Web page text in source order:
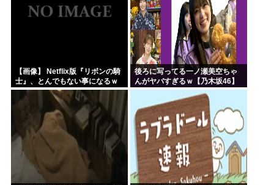
【画像】 Netflix版『リボンの騎
士』、とんでもない事になるｗ
ｗｗｗｗ
後ろに写ってる一ノ瀬美空ちゃ
んがヤバすぎるｗ【乃木坂46】